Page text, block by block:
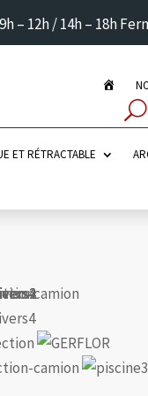
– 12h / 14h – 18h
E
ET RÉTRACTABLE